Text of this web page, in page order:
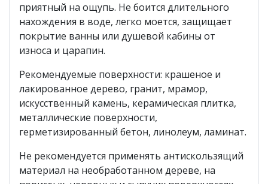
приятный на ощупь. Не боится длительного
нахождения в воде, легко моется, защищает
покрытие ванны или душевой кабины от
износа и царапин.
Рекомендуемые поверхности: крашеное и
лакированное дерево, гранит, мрамор,
искусственный камень, керамическая плитка,
металлические поверхности,
герметизированный бетон, линолеум, ламинат.
Не рекомендуется применять антискользящий
материал на необработанном дереве, на